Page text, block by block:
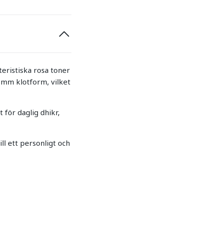
rosa toner
mm klotform, vilket
för daglig dhikr,
ett personligt och